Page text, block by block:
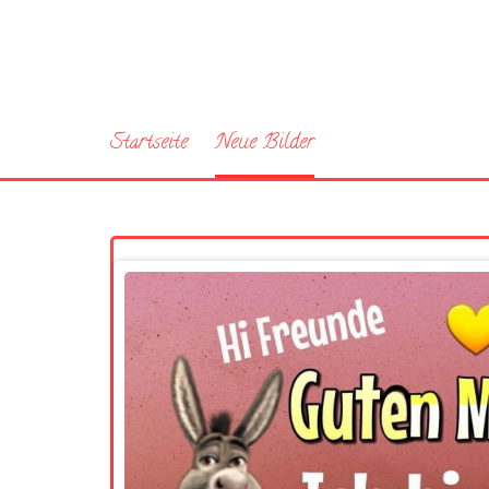
Startseite Neue Bilder